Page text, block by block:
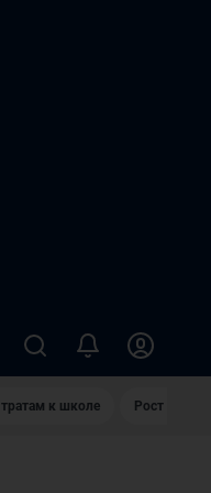
к школе Рост цен